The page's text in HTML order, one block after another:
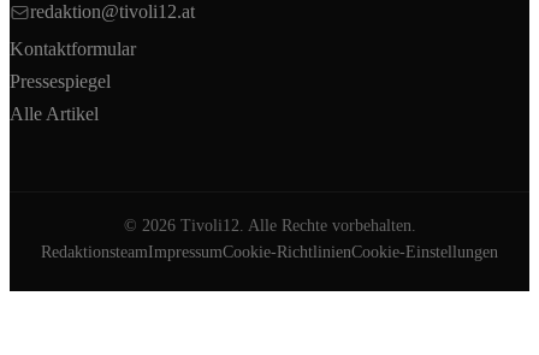
redaktion@tivoli12.at
Kontaktformular
Pressespiegel
Alle Artikel
© 2026Tivoli12. Alle Rechte vorbehalten.
RedaktionsteamImpressumCookie-RichtlinienCookie-Einstellungen